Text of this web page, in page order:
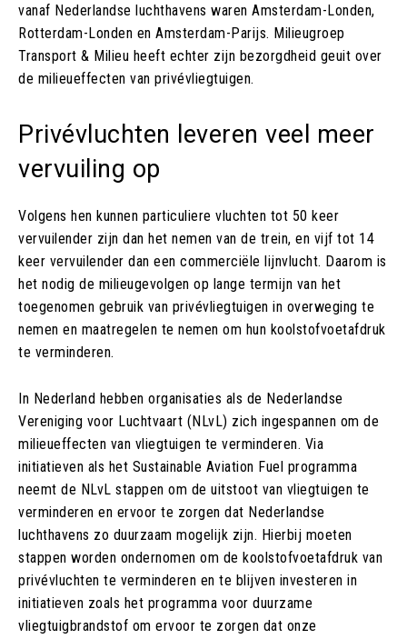
vanaf Nederlandse luchthavens waren Amsterdam-Londen,
Rotterdam-Londen en Amsterdam-Parijs. Milieugroep
Transport & Milieu heeft echter zijn bezorgdheid geuit over
de milieueffecten van privévliegtuigen.
Privévluchten leveren veel meer
vervuiling op
Volgens hen kunnen particuliere vluchten tot 50 keer
vervuilender zijn dan het nemen van de trein, en vijf tot 14
keer vervuilender dan een commerciële lijnvlucht. Daarom is
het nodig de milieugevolgen op lange termijn van het
toegenomen gebruik van privévliegtuigen in overweging te
nemen en maatregelen te nemen om hun koolstofvoetafdruk
te verminderen.
In Nederland hebben organisaties als de Nederlandse
Vereniging voor Luchtvaart (NLvL) zich ingespannen om de
milieueffecten van vliegtuigen te verminderen. Via
initiatieven als het Sustainable Aviation Fuel programma
neemt de NLvL stappen om de uitstoot van vliegtuigen te
verminderen en ervoor te zorgen dat Nederlandse
luchthavens zo duurzaam mogelijk zijn. Hierbij moeten
stappen worden ondernomen om de koolstofvoetafdruk van
privévluchten te verminderen en te blijven investeren in
initiatieven zoals het programma voor duurzame
vliegtuigbrandstof om ervoor te zorgen dat onze